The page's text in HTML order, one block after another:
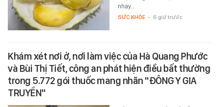
nhạy…
SỨC KHỎE - 6 giờ trước
Khám xét nơi ở, nơi làm việc của Hà Quang Phước
và Bùi Thị Tiết, công an phát hiện điều bất thường
trong 5.772 gói thuốc mang nhãn "ĐÔNG Y GIA
TRUYỀN"